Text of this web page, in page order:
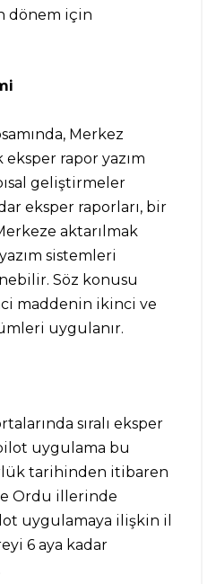
dönem için
Merkez
eksper rapor yazım
geliştirmeler
eksper raporları, bir
aktarılmak
sistemleri
Söz konusu
maddenin ikinci ve
uygulanır.
sıralı eksper
uygulama bu
tarihinden itibaren
Ordu illerinde
uygulamaya ilişkin il
6 aya kadar